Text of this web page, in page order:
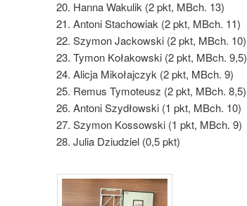
Hanna Wakulik (2 pkt, MBch. 13)
Antoni Stachowiak (2 pkt, MBch. 11)
Szymon Jackowski (2 pkt, MBch. 10)
Tymon Kołakowski (2 pkt, MBch. 9,5)
Alicja Mikołajczyk (2 pkt, MBch. 9)
Remus Tymoteusz (2 pkt, MBch. 8,5)
Antoni Szydłowski (1 pkt, MBch. 10)
Szymon Kossowski (1 pkt, MBch. 9)
Julia Dziudziel (0,5 pkt)